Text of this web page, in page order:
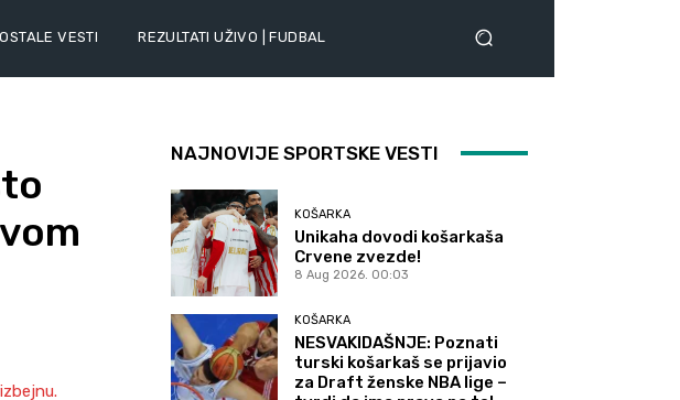
OSTALE VESTI REZULTATI UŽIVO | FUDBAL
NAJNOVIJE SPORTSKE VESTI
KOŠARKA
Unikaha dovodi košarkaša
Crvene zvezde!
8 Aug 2026. 00:03
KOŠARKA
NESVAKIDAŠNJE: Poznati
turski košarkaš se prijavio
za Draft ženske NBA lige –